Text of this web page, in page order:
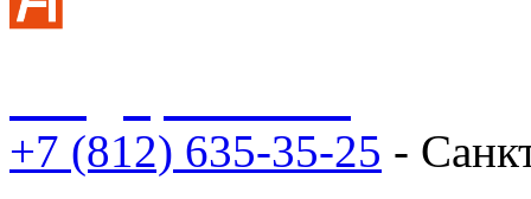
+7 (812) 635-35-25 -